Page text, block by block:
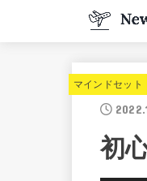
マインドセット
初